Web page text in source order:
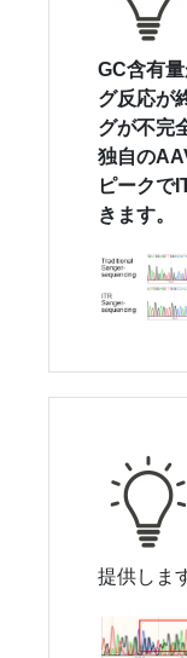
GC含有
グ反応が
グが不完
独自の
ピークで
きます。
提供しま